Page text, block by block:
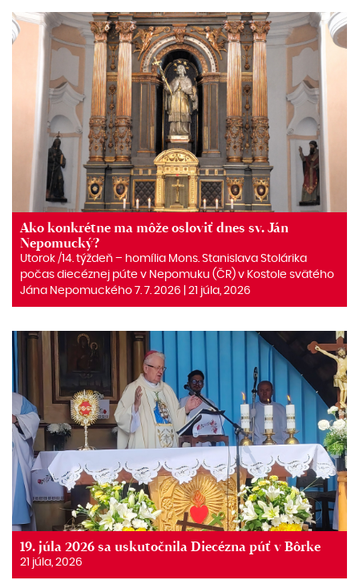
Ako konkrétne ma môže osloviť dnes sv. Ján
Nepomucký?
Utorok /14. týždeň – homília Mons. Stanislava Stolárika
počas diecéznej púte v Nepomuku (ČR) v Kostole svätého
Jána Nepomuckého 7. 7. 2026 | 21 júla, 2026
19. júla 2026 sa uskutočnila Diecézna púť v Bôrke
21 júla, 2026